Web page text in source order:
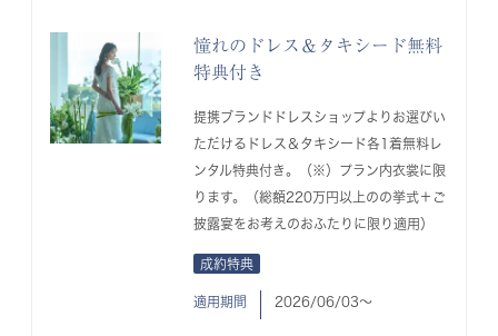
憧れのドレス＆タキシード無料
特典付き
提携ブランドドレスショップよりお選びい
ただけるドレス＆タキシード各1着無料レ
ンタル特典付き。（※）プラン内衣裳に限
ります。（総額220万円以上のの挙式＋ご
披露宴をお考えのおふたりに限り適用）
成約特典
適用期間 2026/06/03〜